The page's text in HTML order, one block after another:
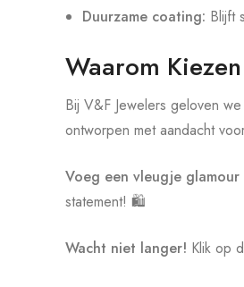
Duurzame coating: Blijft
Waarom
Bij V&F Jewelers geloven
ontworpen met aandacht
Voeg een vleugje
statement! 🛍️
Wacht niet langer! Klik op